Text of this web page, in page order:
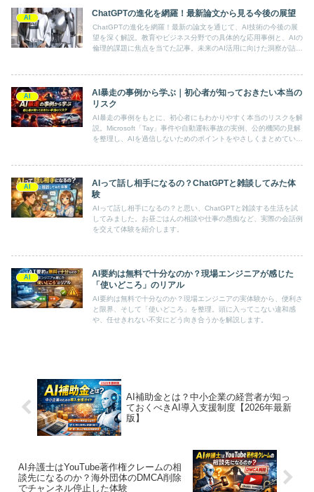
AI ChatGPTの進化を網羅！最新論文から見る今後の展望
ChatGPTの進化を網羅！最新の論文を通じて、AI技術の今後の展
望を深く解説。教育やビジネス分野での具体的な応用事例と、AIの
倫理的課題に焦点を当てた記事。未来のAI活用に向けた洞察が詰ま
AI
AI暴走の事例から学ぶ｜初心者が知っておきたい本当の
リスク
AI暴走の事例をもとに、初心者にもわかりやすく本当のリスクを解
説。Microsoft「Tay」事件や自動運転事故の実例、公的機関の見解
を整理し、AIを過信しないためのポイントをやさしくまとめていま
AI
AIって話し相手になるの？ChatGPTと雑談してみた体
験
AIって話し相手になるの？と思い、ChatGPTと雑談する生活を試
してみました。お昼ごはんの相談や仕事の愚痴など、実際の会話例
を交えて体験を紹介します。
AI
AI要約は無料で十分なのか？現場エンジニアが感じた
「使いどころ」のリアル
AI要約は無料で十分なのか？現場エンジニアの実体験から、便利さ
と限界、そして「使いどころ」を整理。頭に入ってこない違和感
や、任せきれない不安にどう向き合うかを解説します。
AI補助金とは？中小企業の経営者が知っ
ておくべきAI導入支援制度【2026年最新
版】
AI弁護士はYouTube著作権クレームの相
談先になるのか？海外団体のDMCA削除
でチャンネル停止した体験